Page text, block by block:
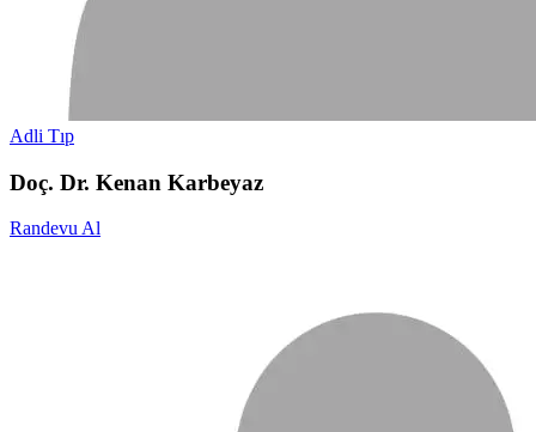
Adli Tıp
Doç. Dr. Kenan Karbeyaz
Randevu Al